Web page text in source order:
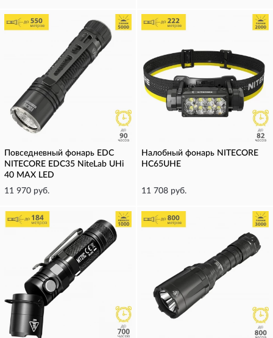
Повседневный фонарь EDC
NITECORE EDC35 NiteLab UHi
40 MAX LED
11 970 руб.
Налобный фонарь NITECORE
HC65UHE
11 708 руб.